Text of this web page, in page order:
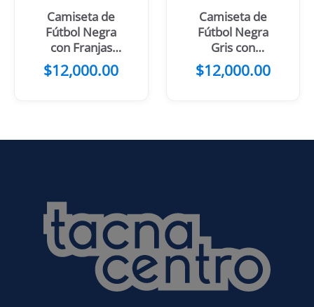
Camiseta de
Fútbol Negra
con Franjas
Blancas
$12,000.00
Camiseta de
Fútbol Negra
Gris con
Manchas
Celestes
$12,000.00